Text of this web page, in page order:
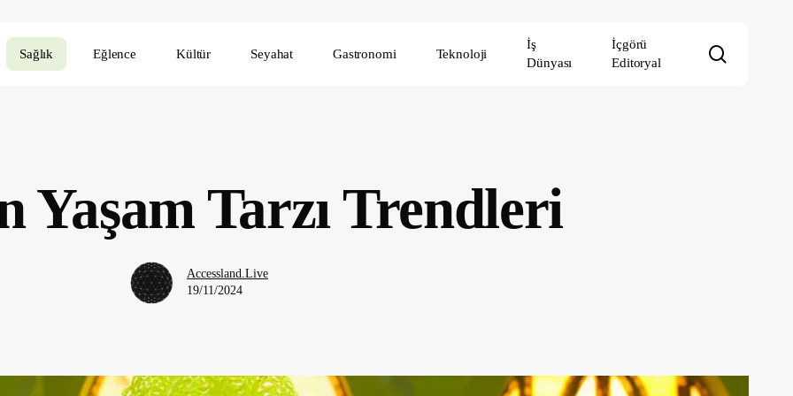
Sağlık Eğlence Kültür Seyahat Gastronomi Teknoloji
İş
Dünyası
İçgörü
Editoryal
Yaşam Tarzı Trendleri
Accessland.Live
19/11/2024